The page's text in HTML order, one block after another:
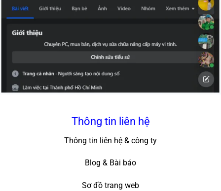
Thông tin liên hệ
Thông tin liên hệ & công ty
Blog & Bài báo
Sơ đồ trang web